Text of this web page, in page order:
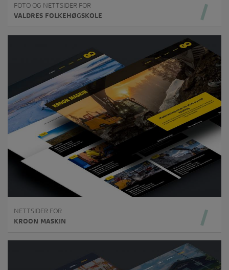
FOTO OG NETTSIDER FOR
VALDRES FOLKEHØGSKOLE
NETTSIDER FOR
KROON MASKIN